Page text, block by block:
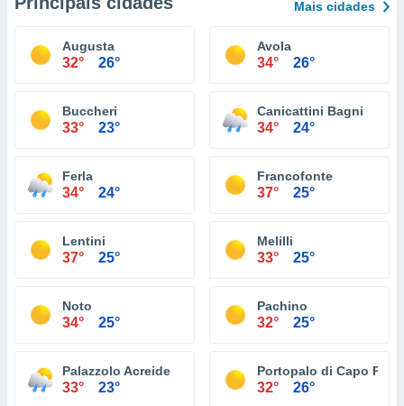
Mais cidades
Augusta
32° 26°
Avola
34° 26°
Buccheri
33° 23°
Canicattini Bagni
34° 24°
Ferla
34° 24°
Francofonte
37° 25°
Lentini
37° 25°
Melilli
33° 25°
Noto
34° 25°
Pachino
32° 25°
Palazzolo Acreide
33° 23°
Portopalo di Capo
32° 26°